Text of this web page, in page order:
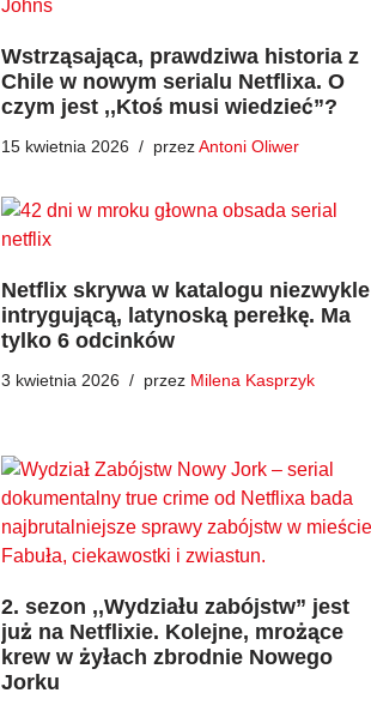
Wstrząsająca, prawdziwa historia z
Chile w nowym serialu Netflixa. O
czym jest ,,Ktoś musi wiedzieć”?
15 kwietnia 2026 przezAntoni Oliwer
Netflix skrywa w katalogu niezwykle
intrygującą, latynoską perełkę. Ma
tylko 6 odcinków
3 kwietnia 2026 przez Milena Kasprzyk
2. sezon ,,Wydziału zabójstw” jest
już na Netflixie. Kolejne, mrożące
krew w żyłach zbrodnie Nowego
Jorku